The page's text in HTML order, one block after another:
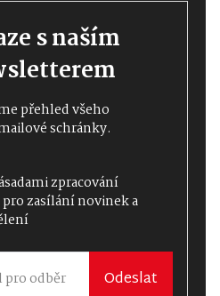
s naším
přehled všeho
schránky.
zpracování
pro zasílání novinek a
Odeslat